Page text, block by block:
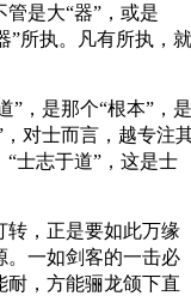
是大“器”，或是
”所执。凡有所执，就
”，是那个“根本”，是
对士而言，越专注
士志于道”，这是士
转，正是要如此万缘
。一如剑客的一击必
耐，方能骊龙颌下直